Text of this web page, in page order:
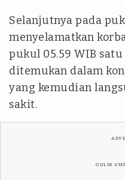
Selanjutnya pada
menyelamatkan
pukul 05.59 WIB
ditemukan dalam
yang kemudian
sakit.
GULIR